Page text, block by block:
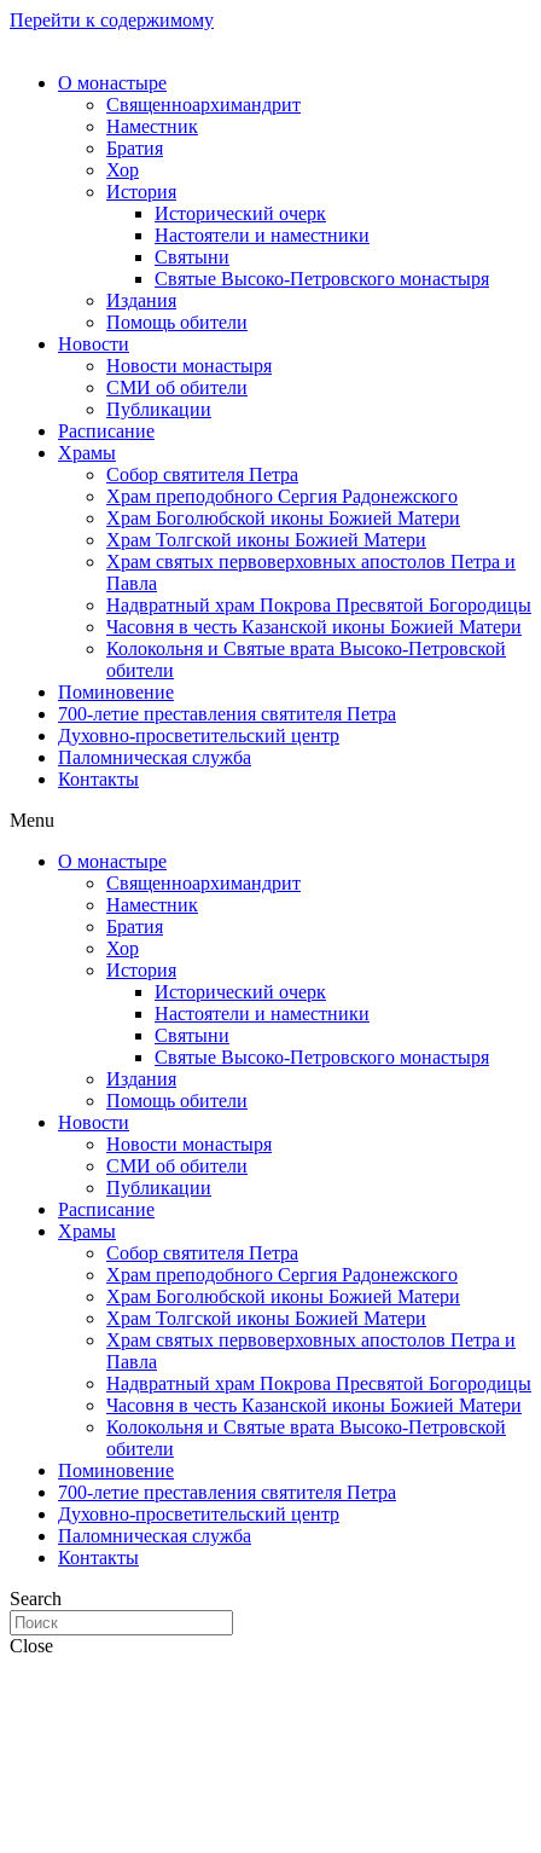
Перейти к содержимому
О монастыре
Священноархимандрит
Наместник
Братия
Хор
История
Исторический очерк
Настоятели и наместники
Святыни
Святые Высоко-Петровского монастыря
Издания
Помощь обители
Новости
Новости монастыря
СМИ об обители
Публикации
Расписание
Храмы
Собор святителя Петра
Храм преподобного Сергия Радонежского
Храм Боголюбской иконы Божией Матери
Храм Толгской иконы Божией Матери
Храм святых первоверховных апостолов Петра и
Павла
Надвратный храм Покрова Пресвятой Богородицы
Часовня в честь Казанской иконы Божией Матери
Колокольня и Святые врата Высоко-Петровской
обители
Поминовение
700-летие преставления святителя Петра
Духовно-просветительский центр
Паломническая служба
Контакты
Menu
О монастыре
Священноархимандрит
Наместник
Братия
Хор
История
Исторический очерк
Настоятели и наместники
Святыни
Святые Высоко-Петровского монастыря
Издания
Помощь обители
Новости
Новости монастыря
СМИ об обители
Публикации
Расписание
Храмы
Собор святителя Петра
Храм преподобного Сергия Радонежского
Храм Боголюбской иконы Божией Матери
Храм Толгской иконы Божией Матери
Храм святых первоверховных апостолов Петра и
Павла
Надвратный храм Покрова Пресвятой Богородицы
Часовня в честь Казанской иконы Божией Матери
Колокольня и Святые врата Высоко-Петровской
обители
Поминовение
700-летие преставления святителя Петра
Духовно-просветительский центр
Паломническая служба
Контакты
Search
Close